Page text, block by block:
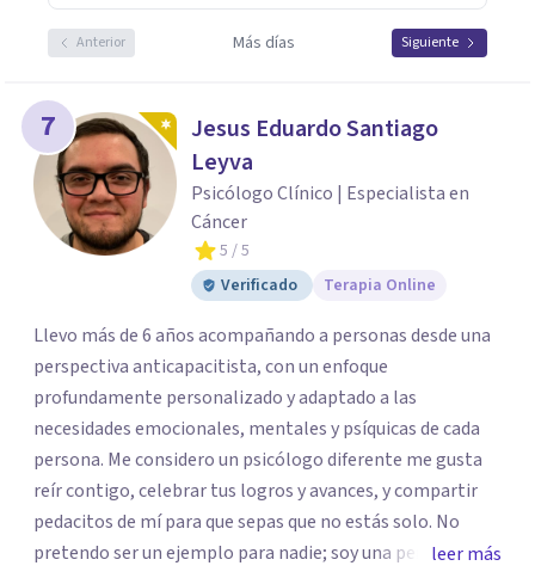
Anterior Más días Siguiente
7
Jesus Eduardo Santiago
Leyva
Psicólogo Clínico | Especialista en
Cáncer
5 / 5
Verificado
Terapia Online
Llevo más de 6 años acompañando a personas desde una
perspectiva anticapacitista, con un enfoque
profundamente personalizado y adaptado a las
necesidades emocionales, mentales y psíquicas de cada
persona. Me considero un psicólogo diferente me gusta
reír contigo, celebrar tus logros y avances, y compartir
pedacitos de mí para que sepas que no estás solo. No
pretendo ser un ejemplo para nadie; soy una persona que
leer más